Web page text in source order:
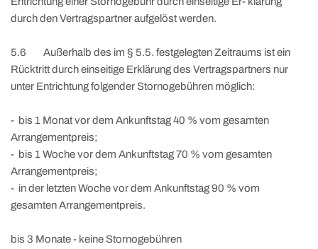
durch den Vertragspartner aufgelöst werden.
5.6 Außerhalb des im § 5.5. festgelegten Zeitraums ist ein
Rücktritt durch einseitige Erklärung des Vertragspartners nur
unter Entrichtung folgender Stornogebühren möglich:
- bis 1 Monat vor dem Ankunftstag 40 % vom gesamten
Arrangementpreis;
- bis 1 Woche vor dem Ankunftstag 70 % vom gesamten
Arrangementpreis;
- in der letzten Woche vor dem Ankunftstag 90 % vom
gesamten Arrangementpreis.
bis 3 Monate - keine Stornogebühren